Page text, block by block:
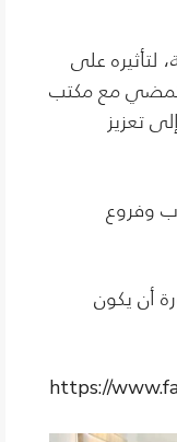
لتأثيره على
ستمضي مع مكتب
تعزيز
وفروع
أن يكون
https://